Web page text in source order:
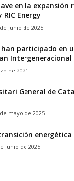
en la expansión
RIC Energy
junio de 2025
han participado en
Intergeneracional
de 2021
General de
mayo de 2025
junio de 2025